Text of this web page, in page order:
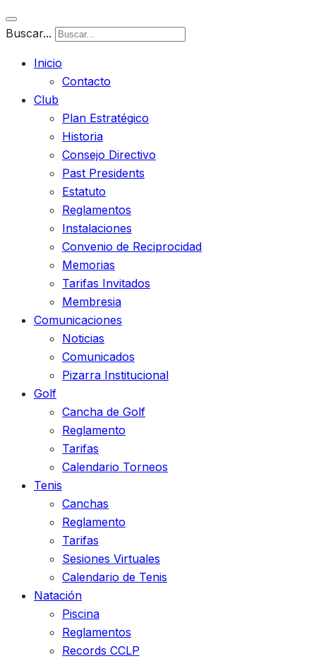
Buscar...
Inicio
Contacto
Club
Plan Estratégico
Historia
Consejo Directivo
Past Presidents
Estatuto
Reglamentos
Instalaciones
Convenio de Reciprocidad
Memorias
Tarifas Invitados
Membresia
Comunicaciones
Noticias
Comunicados
Pizarra Institucional
Golf
Cancha de Golf
Reglamento
Tarifas
Calendario Torneos
Tenis
Canchas
Reglamento
Tarifas
Sesiones Virtuales
Calendario de Tenis
Natación
Piscina
Reglamentos
Records CCLP